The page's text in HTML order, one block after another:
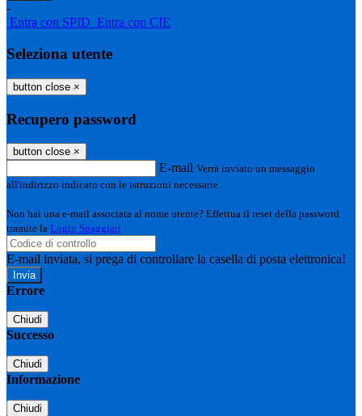
-
Entra con SPID Entra con CIE
Seleziona utente
button close ×
Recupero password
button close ×
E-mail Verrà inviato un messaggio
all'indirizzo indicato con le istruzioni necessarie.
Non hai una e-mail associata al nome utente? Effettua il reset della password
tramite la Login Spaggiari
E-mail inviata, si prega di controllare la casella di posta elettronica!
Errore
Chiudi
Successo
Chiudi
Informazione
Chiudi